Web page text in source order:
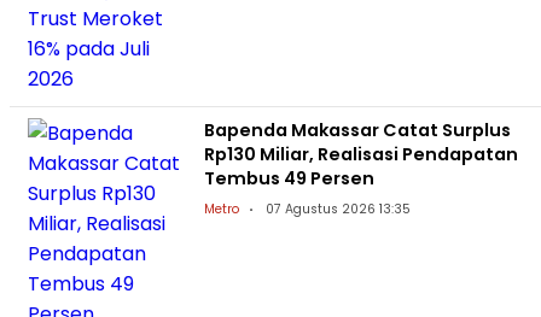
Bapenda Makassar Catat Surplus
Rp130 Miliar, Realisasi Pendapatan
Tembus 49 Persen
Metro 07 Agustus 2026 13:35